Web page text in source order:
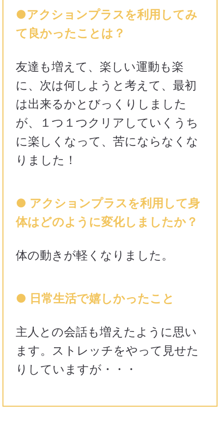
●アクションプラスを利用してみ
て良かったことは？
友達も増えて、楽しい運動も楽
に、次は何しようと考えて、最初
は出来るかとびっくりしました
が、１つ１つクリアしていくうち
に楽しくなって、苦にならなくな
りました！
● アクションプラスを利用して身
体はどのように変化しましたか？
体の動きが軽くなりました。
● 日常生活で嬉しかったこと
主人との会話も増えたように思い
ます。ストレッチをやって見せた
りしていますが・・・